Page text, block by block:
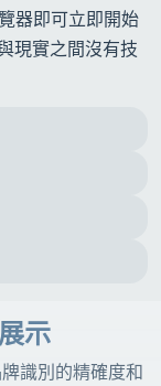
器即可立即開始
現實之間沒有技
示
識別的精確度和